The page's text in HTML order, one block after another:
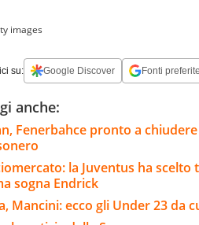
images
su: Google Discover Fonti preferite
anche:
Fenerbahce pronto a
la Juventus ha
sogna Endrick
Mancini: ecco gli Under 23 da